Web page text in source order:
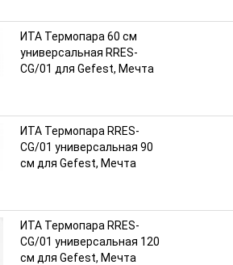
ИТА Термопара 60 см
универсальная RRES-
CG/01 для Gefest, Мечта
ИТА Термопара RRES-
CG/01 универсальная 90
см для Gefest, Мечта
ИТА Термопара RRES-
CG/01 универсальная 120
см для Gefest, Мечта